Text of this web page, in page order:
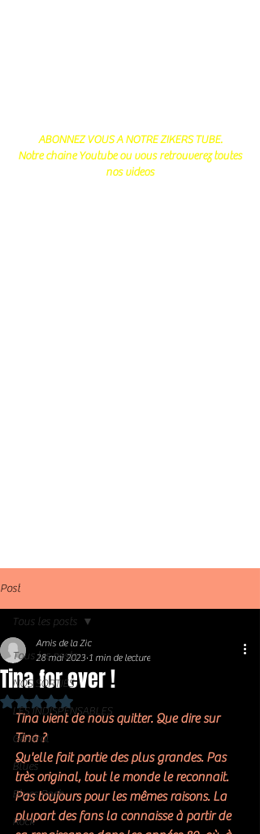
ABONNEZ VOUS A NOTRE ZIKERS TUBE.
Notre chaine Youtube ou vous retrouverez toutes
nos videos
Post
Tous les posts
NOS SORTIES
LES INDISPENSABLES
Général
Blues
Blues Rock
Rock
Tous les posts
Tina for ever !
Amis de la Zic
28 mai 2023 1 min de lecture
Noté NaN étoiles sur 5.
Tina vient de nous quitter. Que dire sur
Tina ?
Qu'elle fait partie des plus grandes. Pas
très original, tout le monde le reconnait.
Pas toujours pour les mêmes raisons. La
plupart des fans la connaisse à partir de